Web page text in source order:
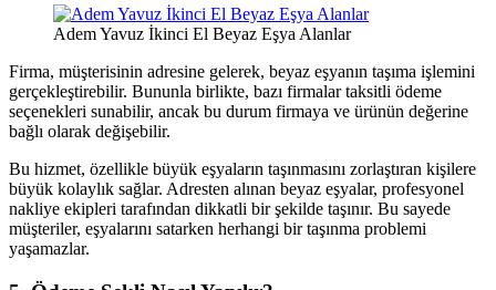
Adem Yavuz İkinci El Beyaz Eşya Alanlar
Firma, müşterisinin adresine gelerek, beyaz eşyanın taşıma işlemini
gerçekleştirebilir. Bununla birlikte, bazı firmalar taksitli ödeme
seçenekleri sunabilir, ancak bu durum firmaya ve ürünün değerine
bağlı olarak değişebilir.
Bu hizmet, özellikle büyük eşyaların taşınmasını zorlaştıran kişilere
büyük kolaylık sağlar. Adresten alınan beyaz eşyalar, profesyonel
nakliye ekipleri tarafından dikkatli bir şekilde taşınır. Bu sayede
müşteriler, eşyalarını satarken herhangi bir taşınma problemi
yaşamazlar.